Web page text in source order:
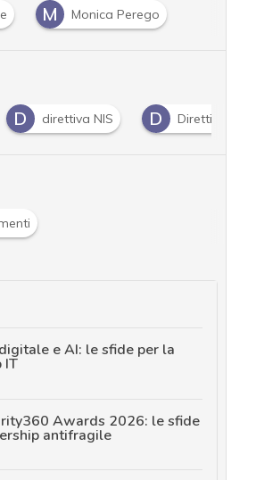
M Monica Perego
D Direttiva NIS 2 D Dpo
e AI: le sfide per la
IT
Awards 2026: le sfide
antifragile